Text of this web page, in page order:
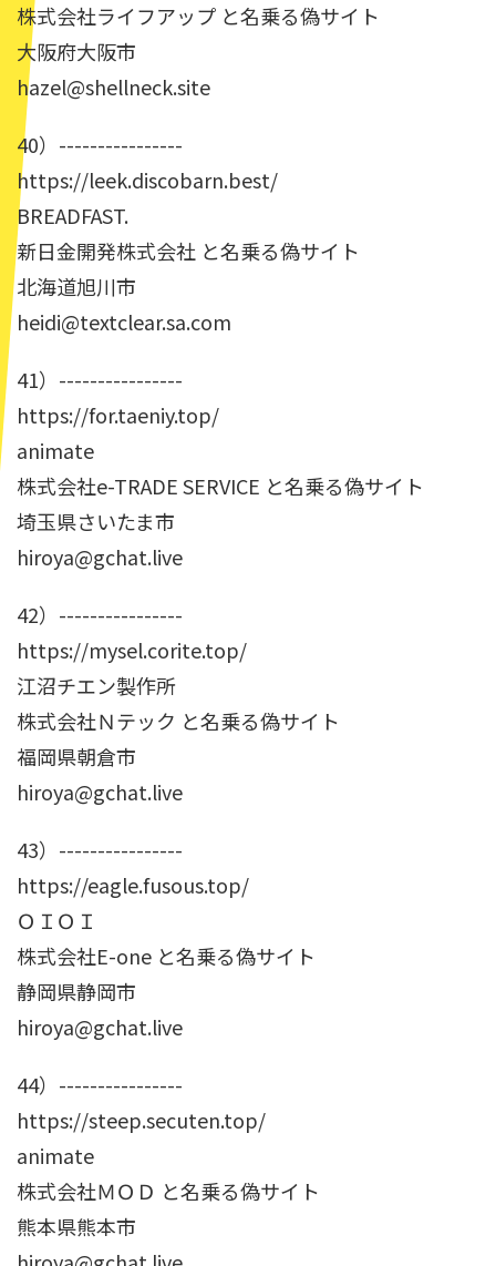
株式会社ライフアップ と名乗る偽サイト
大阪府大阪市
hazel@shellneck.site
40）----------------
https://leek.discobarn.best/
BREADFAST.
新日金開発株式会社 と名乗る偽サイト
北海道旭川市
heidi@textclear.sa.com
41）----------------
https://for.taeniy.top/
animate
株式会社e-TRADE SERVICE と名乗る偽サイト
埼玉県さいたま市
hiroya@gchat.live
42）----------------
https://mysel.corite.top/
江沼チエン製作所
株式会社Ｎテック と名乗る偽サイト
福岡県朝倉市
hiroya@gchat.live
43）----------------
https://eagle.fusous.top/
ＯＩＯＩ
株式会社E-one と名乗る偽サイト
静岡県静岡市
hiroya@gchat.live
44）----------------
https://steep.secuten.top/
animate
株式会社ＭＯＤ と名乗る偽サイト
熊本県熊本市